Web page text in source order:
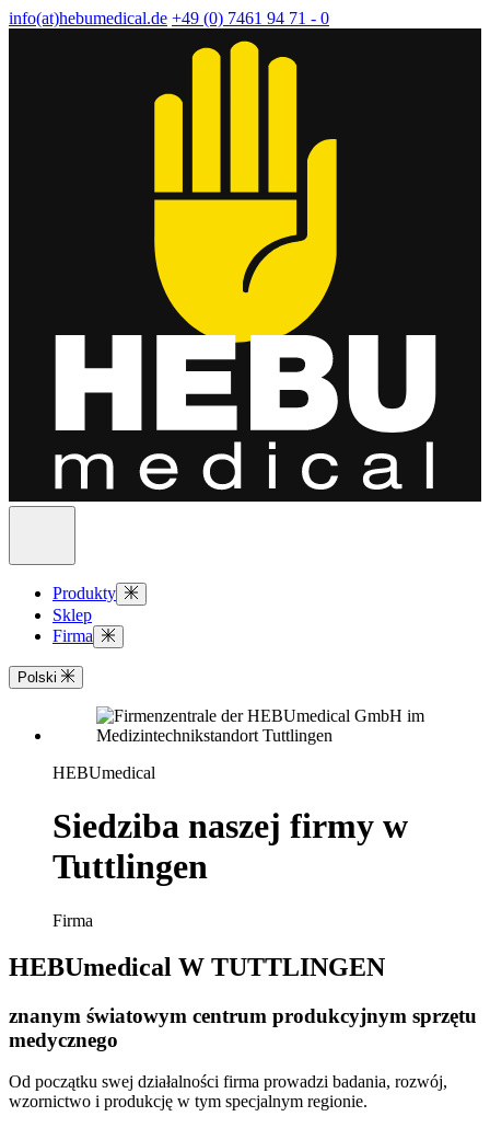
info(at)hebumedical.de +49 (0) 7461 94 71 - 0
Produkty
Sklep
Firma
Polski
HEBUmedical
Siedziba naszej firmy w
Tuttlingen
Firma
HEBUmedical W TUTTLINGEN
znanym światowym centrum produkcyjnym sprzętu
medycznego
Od początku swej działalności firma prowadzi badania, rozwój,
wzornictwo i produkcję w tym specjalnym regionie.